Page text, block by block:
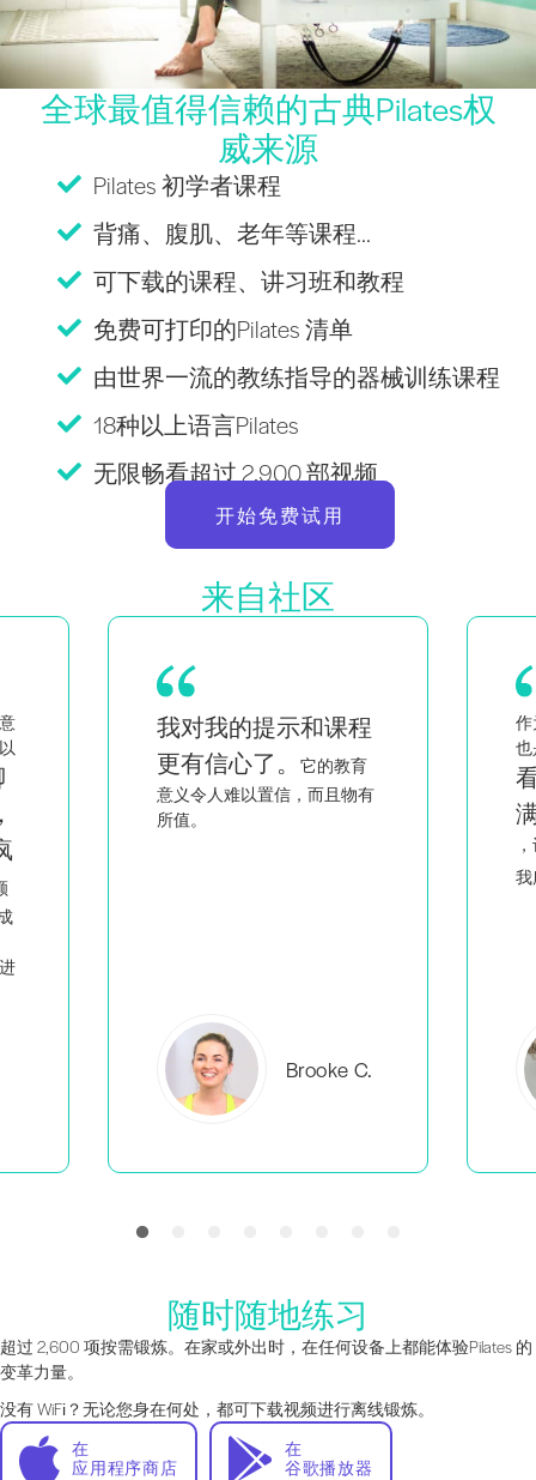
全球最值得信赖的古典Pilates权
威来源
Pilates 初学者课程
背痛、腹肌、老年等课程...
可下载的课程、讲习班和教程
免费可打印的Pilates 清单
由世界一流的教练指导的器械训练课程
18种以上语言Pilates
无限畅看超过 2,900 部视频
开始免费试用
来自社区
作为一对双胞胎的母亲，同时
也是一名黑人和同性恋女性，
看到像我一样的人充
满智慧和激情地讲课
Everlea B.
随时随地练习
超过 2,600 项按需锻炼。在家或外出时，在任何设备上都能体验Pilates 的
变革力量。
没有 WiFi？无论您身在何处，都可下载视频进行离线锻炼。
在
应用程序商店
在
谷歌播放器